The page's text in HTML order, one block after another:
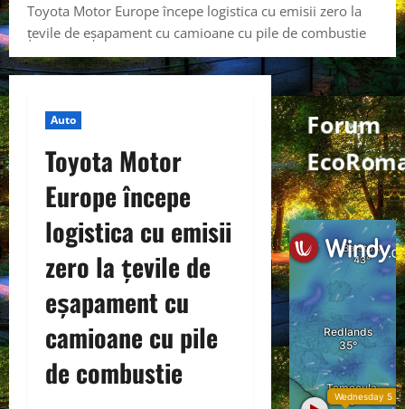
Toyota Motor Europe începe logistica cu emisii zero la
țevile de eșapament cu camioane cu pile de combustie
Auto
Toyota Motor
Europe începe
logistica cu emisii
zero la țevile de
eșapament cu
camioane cu pile
de combustie
Forum